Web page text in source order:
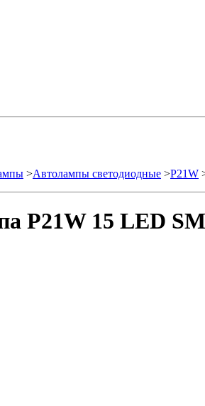
>Автолампы светодиодные >P21W
P21W 15 LED